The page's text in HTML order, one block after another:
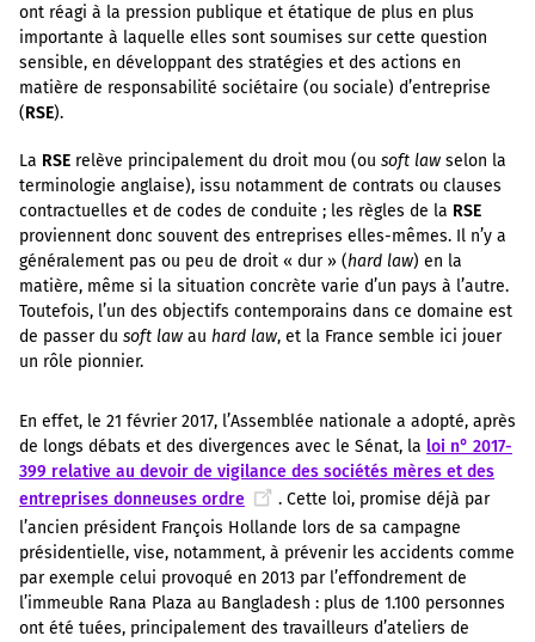
ont réagi à la pression publique et étatique de plus en plus
importante à laquelle elles sont soumises sur cette question
sensible, en développant des stratégies et des actions en
matière de responsabilité sociétaire (ou sociale) d’entreprise
(RSE).
La RSE relève principalement du droit mou (ou soft law selon la
terminologie anglaise), issu notamment de contrats ou clauses
contractuelles et de codes de conduite ; les règles de la RSE
proviennent donc souvent des entreprises elles-mêmes. Il n’y a
généralement pas ou peu de droit « dur » (hard law) en la
matière, même si la situation concrète varie d’un pays à l’autre.
Toutefois, l’un des objectifs contemporains dans ce domaine est
de passer du soft law au hard law, et la France semble ici jouer
un rôle pionnier.
En effet, le 21 février 2017, l’Assemblée nationale a adopté, après
de longs débats et des divergences avec le Sénat, la loi n° 2017-
399 relative au devoir de vigilance des sociétés mères et des
entreprises donneuses ordre
. Cette loi, promise déjà par
l’ancien président François Hollande lors de sa campagne
présidentielle, vise, notamment, à prévenir les accidents comme
par exemple celui provoqué en 2013 par l’effondrement de
l’immeuble Rana Plaza au Bangladesh : plus de 1.100 personnes
ont été tuées, principalement des travailleurs d’ateliers de